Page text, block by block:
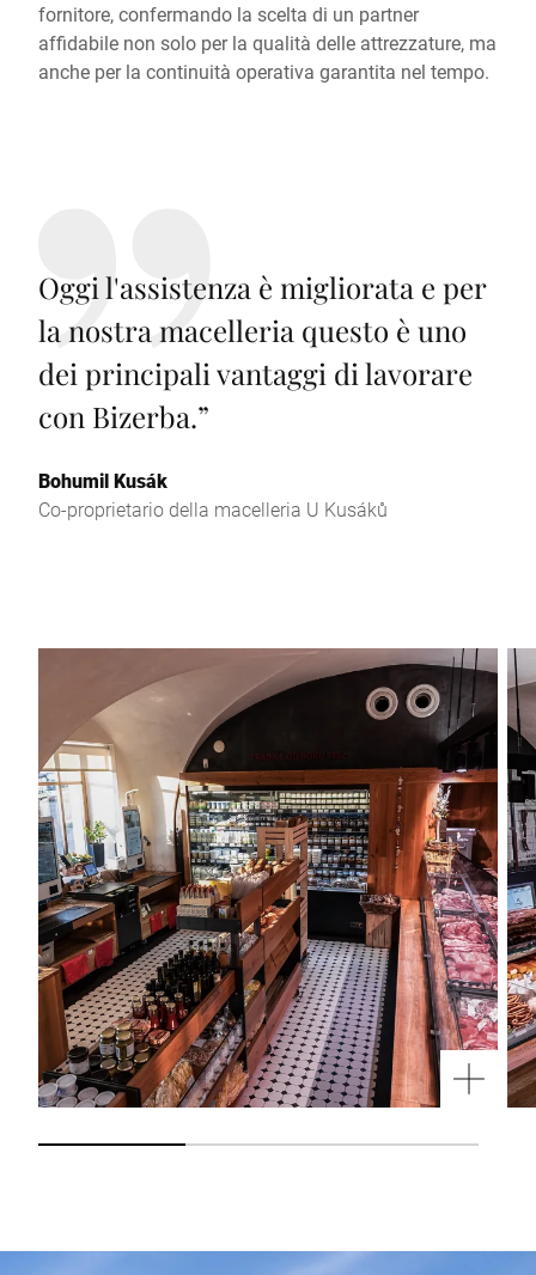
fornitore, confermando la scelta di un partner
affidabile non solo per la qualità delle attrezzature, ma
anche per la continuità operativa garantita nel tempo.
Oggi l'assistenza è migliorata e per
la nostra macelleria questo è uno
dei principali vantaggi di lavorare
con Bizerba.”
Bohumil Kusák
Co-proprietario della macelleria U Kusáků